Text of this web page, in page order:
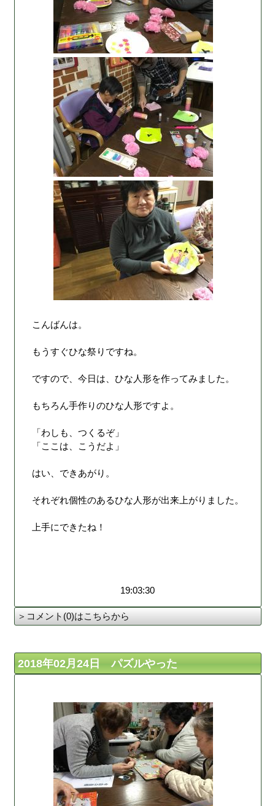
こんばんは。
もうすぐひな祭りですね。
ですので、今日は、ひな人形を作ってみました。
もちろん手作りのひな人形ですよ。
「わしも、つくるぞ」
「ここは、こうだよ」
はい、できあがり。
それぞれ個性のあるひな人形が出来上がりました。
上手にできたね！
19:03:30
＞コメント(0)はこちらから
2018年02月24日 パズルやった